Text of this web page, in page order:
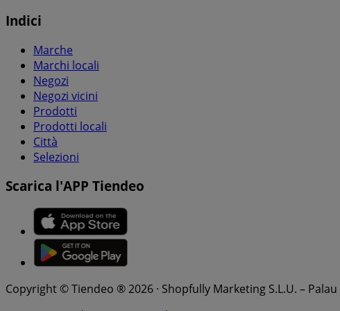
Indici
Marche
Marchi locali
Negozi
Negozi vicini
Prodotti
Prodotti locali
Città
Selezioni
Scarica l'APP Tiendeo
Copyright © Tiendeo ® 2026 · Shopfully Marketing S.L.U. –